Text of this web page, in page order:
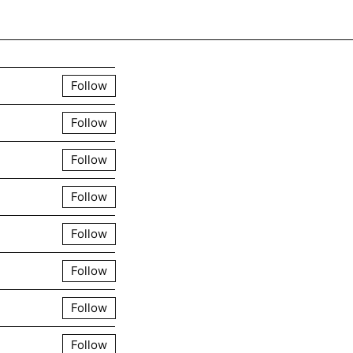
Follow
Follow
Follow
Follow
Follow
Follow
Follow
Follow